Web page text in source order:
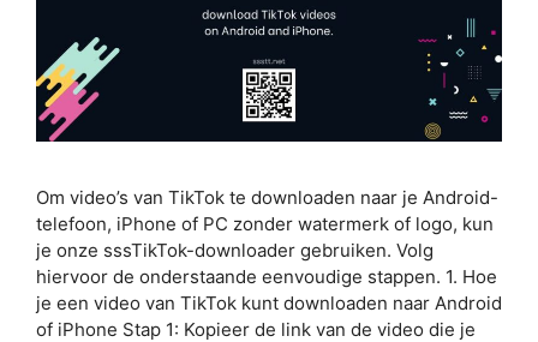
Om video’s van TikTok te downloaden naar je Android-
telefoon, iPhone of PC zonder watermerk of logo, kun
je onze sssTikTok-downloader gebruiken. Volg
hiervoor de onderstaande eenvoudige stappen. 1. Hoe
je een video van TikTok kunt downloaden naar Android
of iPhone Stap 1: Kopieer de link van de video die je